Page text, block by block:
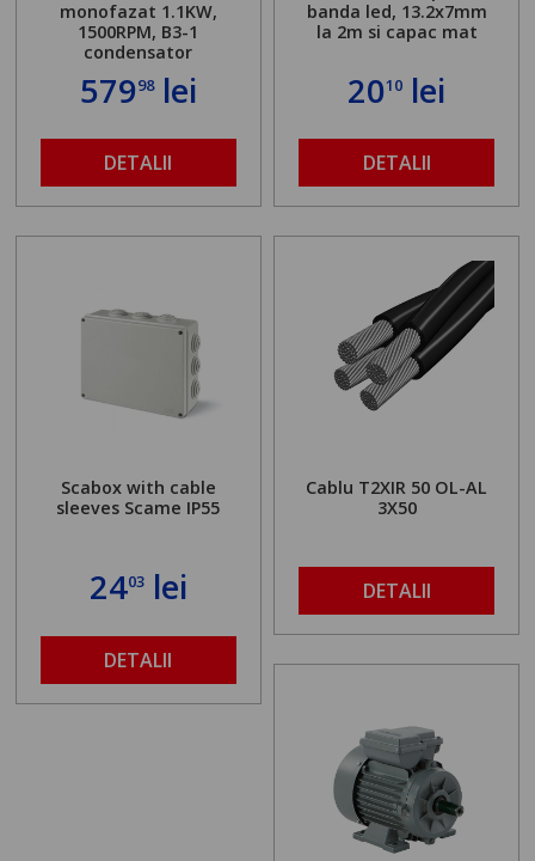
monofazat 1.1KW,
1500RPM, B3-1
condensator
57998lei
DETALII
banda led, 13.2x7mm
la 2m si capac mat
2010 lei
DETALII
Scabox with cable
sleeves Scame IP55
2403lei
DETALII
Cablu T2XIR 50 OL-AL
3X50
DETALII